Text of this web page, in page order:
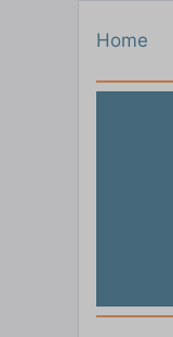
Home